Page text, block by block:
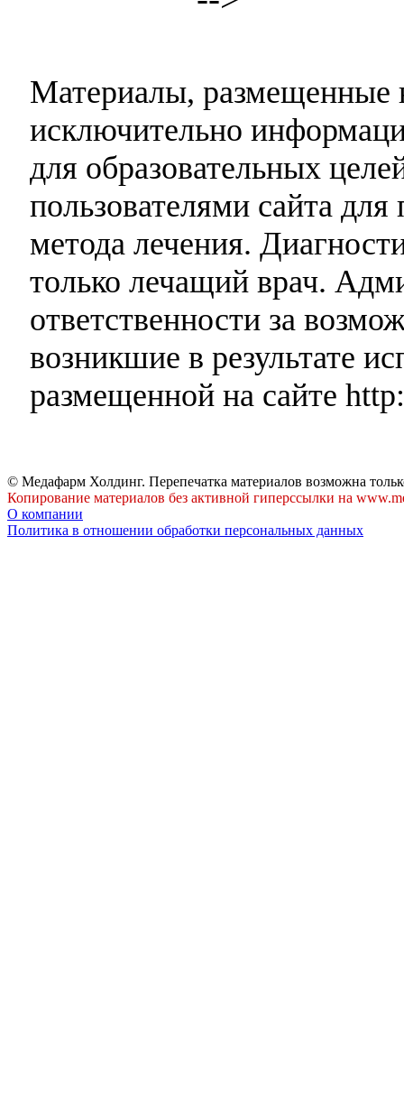
Материалы, размещенные
исключительно
для образовательных
пользователями сайта
метода лечения.
только лечащий врач.
ответственности за
возникшие в результате
размещенной на сайте
© Медафарм Холдинг. Перепечатка материалов возможна
Копирование материалов без активной гиперссылки на
О компании
Политика в отношении обработки персональных данных